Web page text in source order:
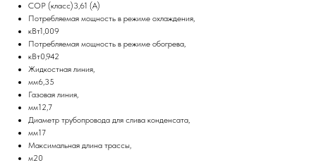
COP (класс)3,61 (A)
Потребляемая мощность в режиме охлаждения,
кВт1,009
Потребляемая мощность в режиме обогрева,
кВт0,942
Жидкостная линия,
мм6,35
Газовая линия,
мм12,7
Диаметр трубопровода для слива конденсата,
мм17
Максимальная длина трассы,
м20